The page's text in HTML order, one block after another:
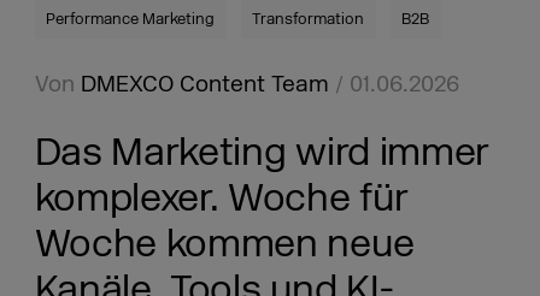
Performance Marketing Transformation B2B
Von DMEXCO Content Team / 01.06.2026
Das Marketing wird immer
komplexer. Woche für
Woche kommen neue